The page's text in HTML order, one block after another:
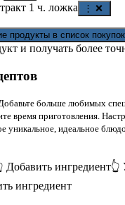
1 ч. ложка ⋮ ❌
продукты в список покупок
и получать более
больше любимых
время приготовления.
уникальное, идеальное
Добавить ингредиент👆
ингредиент